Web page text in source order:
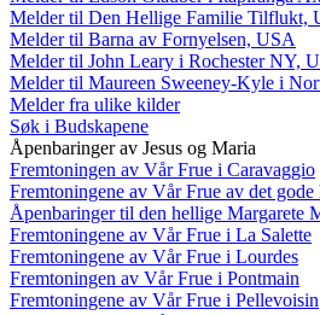
Melder til Den Hellige Familie Tilflukt,
Melder til Barna av Fornyelsen, USA
Melder til John Leary i Rochester NY,
Melder til Maureen Sweeney-Kyle i
Melder fra ulike kilder
Søk i Budskapene
Åpenbaringer av Jesus og Maria
Fremtoningen av Vår Frue i Caravaggio
Fremtoningene av Vår Frue av det
Åpenbaringer til den hellige Margarete
Fremtoningene av Vår Frue i La Salette
Fremtoningene av Vår Frue i Lourdes
Fremtoningen av Vår Frue i Pontmain
Fremtoningene av Vår Frue i Pellevoisin